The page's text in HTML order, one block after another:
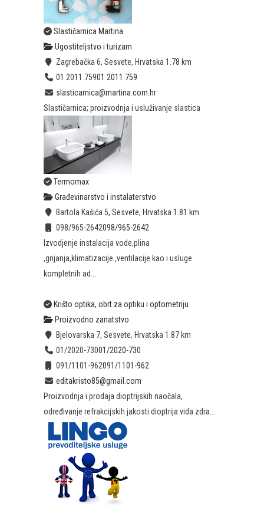
Slastičarnica Martina
Ugostiteljstvo i turizam
Zagrebačka 6, Sesvete, Hrvatska 1.78 km
01 2011 75901 2011 759
slasticarnica@martina.com.hr
Slastičarnica; proizvodnja i usluživanje slastica
Termomax
Građevinarstvo i instalaterstvo
Bartola Kašića 5, Sesvete, Hrvatska 1.81 km
098/965-2642098/965-2642
Izvodjenje instalacija vode,plina
,grijanja,klimatizacije ,ventilacije kao i usluge
kompletnih ad...
Krišto optika, obrt za optiku i optometriju
Proizvodno zanatstvo
Bjelovarska 7, Sesvete, Hrvatska 1.87 km
01/2020-73001/2020-730
091/1101-962091/1101-962
editakristo85@gmail.com
Proizvodnja i prodaja dioptrijskih naočala,
određivanje refrakcijskih jakosti dioptrija vida zdra...